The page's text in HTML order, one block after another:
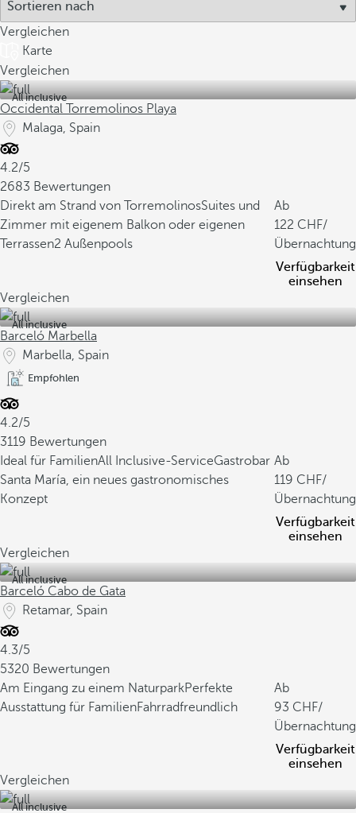
Vergleichen
Karte
Vergleichen
All inclusive
Occidental Torremolinos Playa
Malaga, Spain
4.2/5
2683 Bewertungen
Direkt am Strand von TorremolinosSuites und
Zimmer mit eigenem Balkon oder eigenen
Terrassen2 Außenpools
Ab
122
/
Übernachtung
Verfügbarkeit
einsehen
Vergleichen
All inclusive
Barceló Marbella
Marbella, Spain
Empfohlen
4.2/5
3119 Bewertungen
Ideal für FamilienAll Inclusive-ServiceGastrobar
Santa María, ein neues gastronomisches
Konzept
Ab
119
/
Übernachtung
Verfügbarkeit
einsehen
Vergleichen
All inclusive
Barceló Cabo de Gata
Retamar, Spain
4.3/5
5320 Bewertungen
Am Eingang zu einem NaturparkPerfekte
Ausstattung für FamilienFahrradfreundlich
Ab
93
/
Übernachtung
Verfügbarkeit
einsehen
Vergleichen
All inclusive